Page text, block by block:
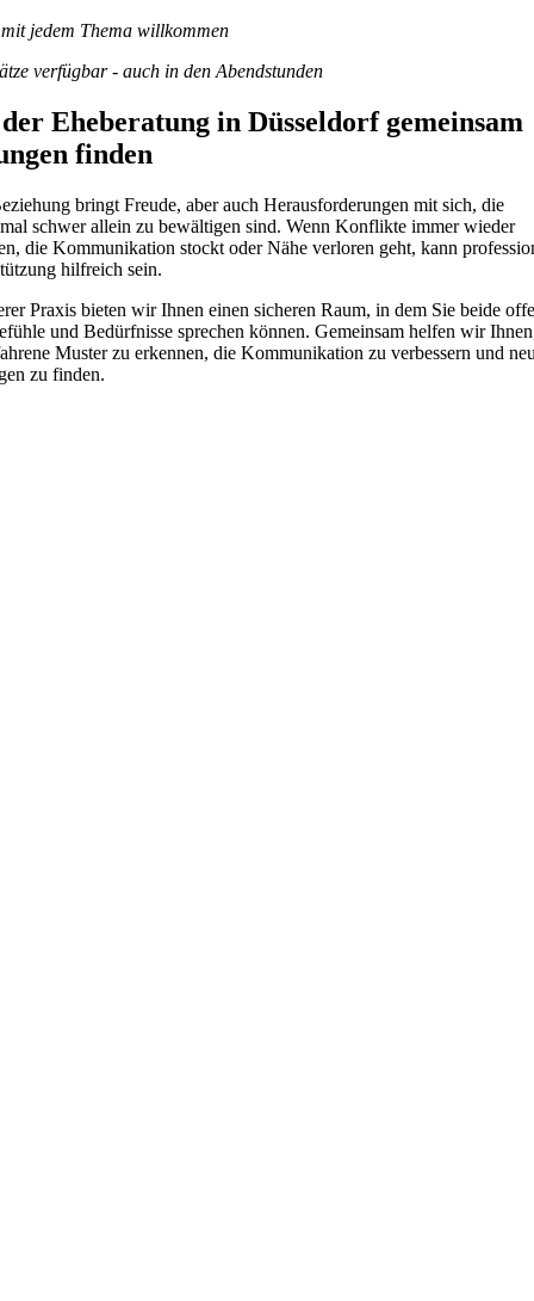
jedem Thema willkommen
verfügbar - auch in den Abendstunden
Eheberatung in Düsseldorf gemeinsam
finden
bringt Freude, aber auch Herausforderungen mit sich, die
schwer allein zu bewältigen sind. Wenn Konflikte immer wieder
die Kommunikation stockt oder Nähe verloren geht, kann
hilfreich sein.
Praxis bieten wir Ihnen einen sicheren Raum, in dem Sie beide
und Bedürfnisse sprechen können. Gemeinsam helfen wir
Muster zu erkennen, die Kommunikation zu verbessern und
zu finden.